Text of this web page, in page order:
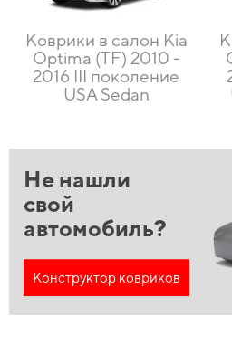
Коврики в салон Kia
Optima (TF) 2010 -
2016 III поколение
USA Sedan
Не нашли
свой
автомобиль?
Конструктор ковриков